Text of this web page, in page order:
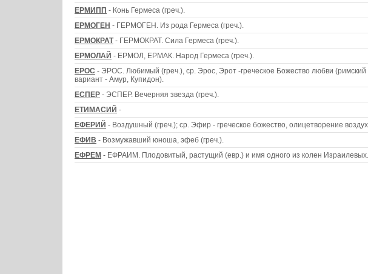
ЕРМИПП - Конь Гермеса (греч.).
ЕРМОГЕН - ГЕРМОГЕН. Из рода Гермеса (греч.).
ЕРМОКРАТ- ГЕРМОКРАТ. Сила Гермеса (греч.).
ЕРМОЛАЙ - ЕРМОЛ, ЕРМАК. Народ Гермеса (греч.).
ЕРОС - ЭРОС. Любимый (греч.), ср. Эрос, Эрот -греческое Божество любви (римский
вариант - Амур, Купидон).
ЕСПЕР - ЭСПЕР. Вечерняя звезда (греч.).
ЕТИМАСИЙ -
ЕФЕРИЙ - Воздушный (греч.); ср. Эфир - греческое божество, олицетворение
ЕФИВ - Возмужавший юноша, эфеб (греч.).
ЕФРЕМ - ЕФРАИМ. Плодовитый, растущий (евр.) и имя одного из колен Израилевых.